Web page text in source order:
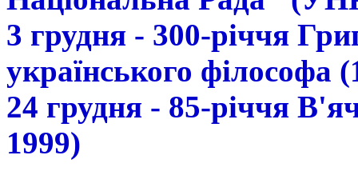
3 грудня - 300-річчя
українського філософа
24 грудня - 85-річчя
1999)